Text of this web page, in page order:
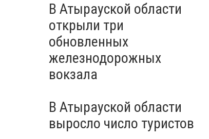
В Атырауской области
открыли три
обновленных
железнодорожных
вокзала
В Атырауской области
выросло число туристов